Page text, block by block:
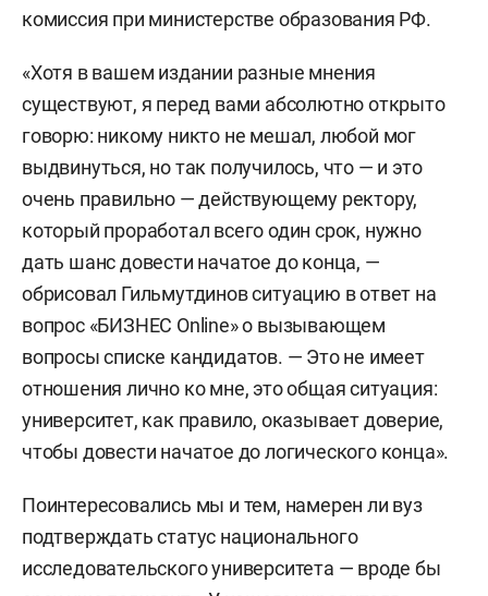
комиссия при министерстве образования РФ.
«Хотя в вашем издании разные мнения
существуют, я перед вами абсолютно открыто
говорю: никому никто не мешал, любой мог
выдвинуться, но так получилось, что — и это
очень правильно — действующему ректору,
который проработал всего один срок, нужно
дать шанс довести начатое до конца, —
обрисовал Гильмутдинов ситуацию в ответ на
вопрос «БИЗНЕС Online» о вызывающем
вопросы списке кандидатов. — Это не имеет
отношения лично ко мне, это общая ситуация:
университет, как правило, оказывает доверие,
чтобы довести начатое до логического конца».
Поинтересовались мы и тем, намерен ли вуз
подтверждать статус национального
исследовательского университета — вроде бы